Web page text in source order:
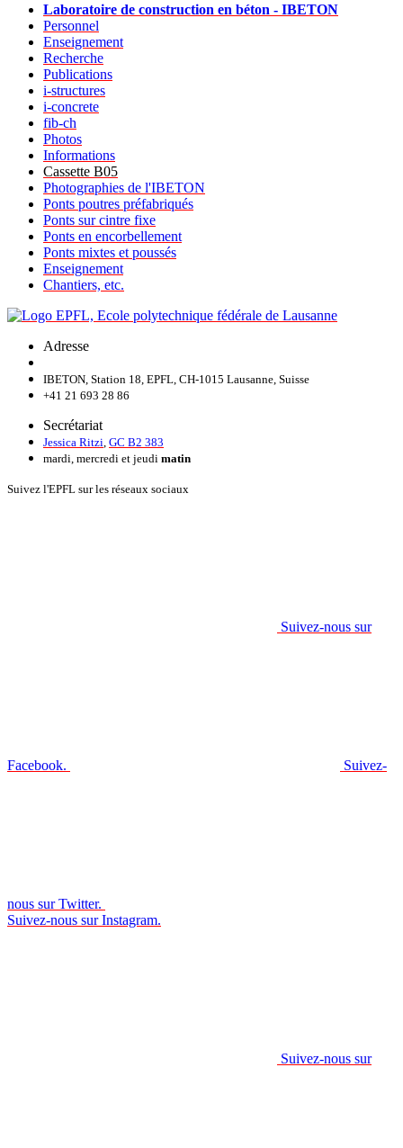
Laboratoire de construction en béton - IBETON
Personnel
Enseignement
Recherche
Publications
i-structures
i-concrete
fib-ch
Photos
Informations
Cassette B05
Photographies de l'IBETON
Ponts poutres préfabriqués
Ponts sur cintre fixe
Ponts en encorbellement
Ponts mixtes et poussés
Enseignement
Chantiers, etc.
Adresse
IBETON, Station 18, EPFL, CH-1015 Lausanne, Suisse
+41 21 693 28 86
Secrétariat
Jessica Ritzi GC B2 383
mardi, mercredi et jeudi matin
Suivez l'EPFL sur les réseaux sociaux
Suivez-nous sur
Facebook. Suivez-
nous sur Twitter.
Suivez-nous sur Instagram.
Suivez-nous sur